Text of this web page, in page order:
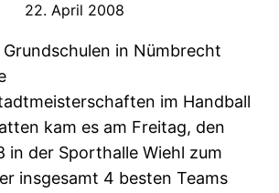
22. April 2008
in Nümbrecht
im Handball
kam es am Freitag, den
in der Sporthalle Wiehl zum
insgesamt 4 besten Teams